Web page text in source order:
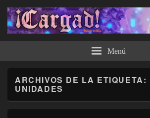
¡Cargad! Menú
ARCHIVOS DE LA ETIQUETA:
UNIDADES